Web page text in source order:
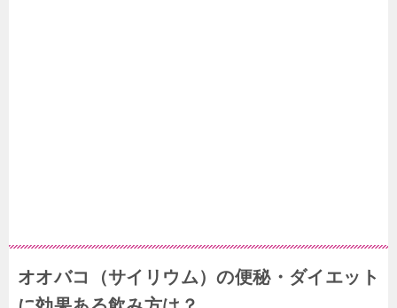
オオバコ（サイリウム）の便秘・ダイエット